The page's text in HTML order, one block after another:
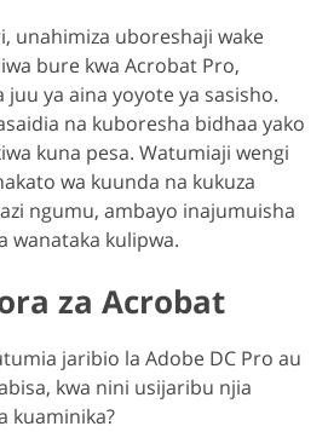
unahimiza uboreshaji wake
bure kwa Acrobat Pro,
juu ya aina yoyote ya sasisho.
na kuboresha bidhaa yako
kuna pesa. Watumiaji wengi
wa kuunda na kukuza
ngumu, ambayo inajumuisha
wanataka kulipwa.
za Acrobat
jaribio la Adobe DC Pro au
kwa nini usijaribu njia
kuaminika?